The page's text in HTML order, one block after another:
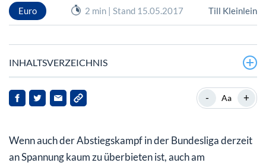
Euro 2 min | Stand 15.05.2017 Till Kleinlein
INHALTSVERZEICHNIS
Positive oder negative Schlagzeilen
- Aa +
Wenn auch der Abstiegskampf in der Bundesliga derzeit
an Spannung kaum zu überbieten ist, auch am